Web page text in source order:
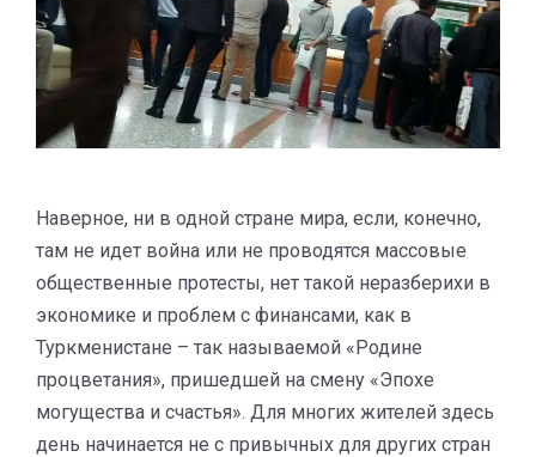
Наверное, ни в одной стране мира, если, конечно,
там не идет война или не проводятся массовые
общественные протесты, нет такой неразберихи в
экономике и проблем с финансами, как в
Туркменистане – так называемой «Родине
процветания», пришедшей на смену «Эпохе
могущества и счастья». Для многих жителей здесь
день начинается не с привычных для других стран